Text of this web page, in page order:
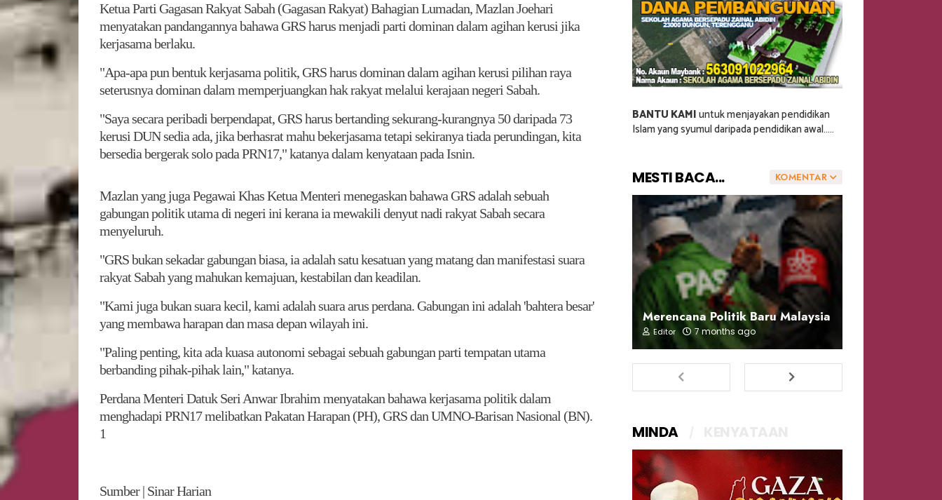
Ketua Parti Gagasan Rakyat Sabah (Gagasan Rakyat) Bahagian Lumadan, Mazlan Joehari
menyatakan pandangannya bahawa GRS harus menjadi parti dominan dalam agihan kerusi jika
kerjasama berlaku.
"Apa-apa pun bentuk kerjasama politik, GRS harus dominan dalam agihan kerusi pilihan raya
seterusnya dominan dalam memperjuangkan hak rakyat melalui kerajaan negeri Sabah.
"Saya secara peribadi berpendapat, GRS harus bertanding sekurang-kurangnya 50 daripada 73
kerusi DUN sedia ada, jika berhasrat mahu bekerjasama tetapi sekiranya tiada perundingan, kita
bersedia bergerak solo pada PRN17," katanya dalam kenyataan pada Isnin.
Mazlan yang juga Pegawai Khas Ketua Menteri menegaskan bahawa GRS adalah sebuah
gabungan politik utama di negeri ini kerana ia mewakili denyut nadi rakyat Sabah secara
menyeluruh.
"GRS bukan sekadar gabungan biasa, ia adalah satu kesatuan yang matang dan manifestasi suara
rakyat Sabah yang mahukan kemajuan, kestabilan dan keadilan.
"Kami juga bukan suara kecil, kami adalah suara arus perdana. Gabungan ini adalah 'bahtera besar'
yang membawa harapan dan masa depan wilayah ini.
"Paling penting, kita ada kuasa autonomi sebagai sebuah gabungan parti tempatan utama
berbanding pihak-pihak lain," katanya.
Perdana Menteri Datuk Seri Anwar Ibrahim menyatakan bahawa kerjasama politik dalam
menghadapi PRN17 melibatkan Pakatan Harapan (PH), GRS dan UMNO-Barisan Nasional (BN).
1
Sumber | Sinar Harian
BANTU KAMIuntuk menjayakan pendidikan
Islam yang syumul daripada pendidikan awal.....
KOMENTAR
MESTI BACA...
Merencana Politik Baru Malaysia
Editor 7 months ago
MINDA